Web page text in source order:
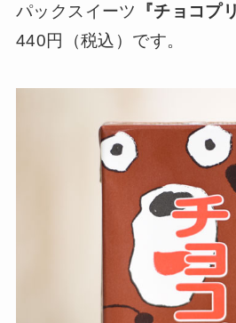
パックスイーツ
『チョコプ
440円（税込）です。